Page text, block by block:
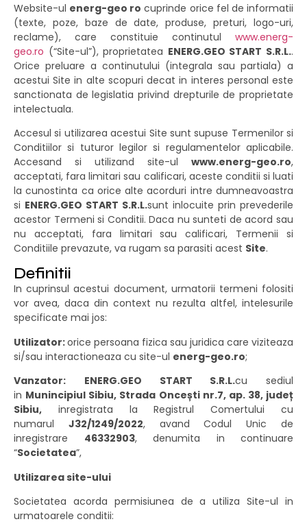
Website-ul energ-geo ro cuprinde orice fel de informatii
(texte, poze, baze de date, produse, preturi, logo-uri,
reclame), care constituie continutul www.energ-
geo.ro (“Site-ul”), proprietatea ENERG.GEO START S.R.L..
Orice preluare a continutului (integrala sau partiala) a
acestui Site in alte scopuri decat in interes personal este
sanctionata de legislatia privind drepturile de proprietate
intelectuala.
Accesul si utilizarea acestui Site sunt supuse Termenilor si
Conditiilor si tuturor legilor si regulamentelor aplicabile.
Accesand si utilizand site-ul www.energ-geo.ro,
acceptati, fara limitari sau calificari, aceste conditii si luati
la cunostinta ca orice alte acorduri intre dumneavoastra
si ENERG.GEO START S.R.L.sunt inlocuite prin prevederile
acestor Termeni si Conditii. Daca nu sunteti de acord sau
nu acceptati, fara limitari sau calificari, Termenii si
Conditiile prevazute, va rugam sa parasiti acest Site.
Definitii
In cuprinsul acestui document, urmatorii termeni folositi
vor avea, daca din context nu rezulta altfel, intelesurile
specificate mai jos:
Utilizator:orice persoana fizica sau juridica care viziteaza
si/sau interactioneaza cu site-ul energ-geo.ro;
Vanzator:
ENERG.GEO START S.R.L.cu sediul
in Munincipiul Sibiu, Strada Oncești nr.7, ap. 38, județ
Sibiu, inregistrata la Registrul Comertului cu
numarul J32/1249/2022, avand Codul Unic de
inregistrare 46332903, denumita in continuare
“Societatea”,
Utilizarea site-ului
Societatea acorda permisiunea de a utiliza Site-ul in
urmatoarele conditii: